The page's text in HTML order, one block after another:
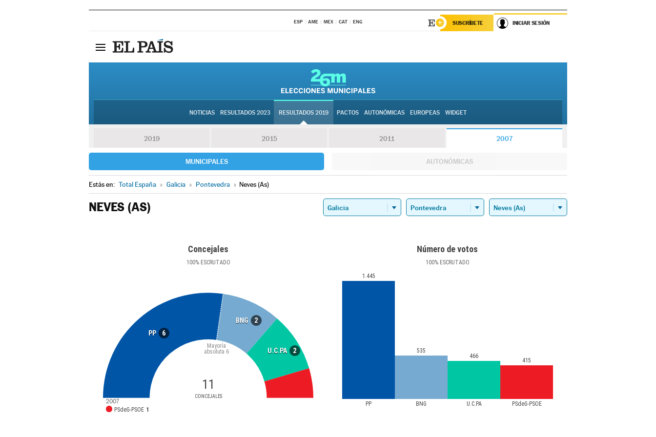
ESP AME MEX CAT ENG SUSCRÍBETE INICIAR SESIÓN
NOTICIAS RESULTADOS 2023 RESULTADOS 2019 PACTOS AUTONÓMICAS EUROPEAS WIDGET
2019 2015 2011 2007
MUNICIPALES AUTONÓMICAS
Estás en: Total España » Galicia » Pontevedra » Neves (As)
NEVES (AS)
Concejales
100%ESCRUTADO
PP 6
BNG 2
U.C.PA 2
11
CONCEJALES
Mayoría
absoluta 6
PSdeG-PSOE 1
2007
Número de votos
100%ESCRUTADO
PP BNG U.C.PA PSdeG-PSOE
1.445
535
466
415